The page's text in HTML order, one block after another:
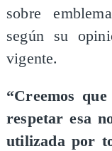
sobre
según su
vigente.
“Creemos
respetar esa
utilizada por